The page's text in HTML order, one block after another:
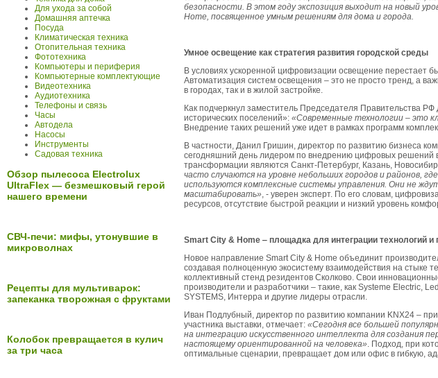
безопасности. В этом году экспозиция выходит на новый
Home, посвященное умным решениям для дома и города.
Умное освещение как стратегия развития городской среды
В условиях ускоренной цифровизации освещение перестает
Автоматизация систем освещения ‒ это не просто тренд, а
в городах, так и в жилой застройке.
Как подчеркнул заместитель Председателя Правительства
исторических поселений»: «Современные технологии ‒ это
Внедрение таких решений уже идет в рамках программ
В частности, Данил Гришин, директор по развитию бизнеса
сегодняшний день лидером по внедрению цифровых решений
трансформации являются Санкт-Петербург, Казань,
часто случаются на уровне небольших городов и районов,
используются комплексные системы управления. Они не
масштабировать», - уверен эксперт. По его словам,
ресурсов, отсутствие быстрой реакции и низкий уровень
Smart City & Home ‒ площадка для интеграции технологий и
Новое направление Smart City & Home объединит
создавая полноценную экосистему взаимодействия на стыке
коллективный стенд резидентов Сколково. Свои
производители и разработчики – такие, как Systeme Electric,
SYSTEMS, Интерра и другие лидеры отрасли.
Иван Подлубный, директор по развитию компании KNX24 –
участника выставки, отмечает: «Сегодня все большей
на интеграцию искусственного интеллекта для создания
настоящему ориентированной на человека». Подход, при
оптимальные сценарии, превращает дом или офис в гибкую,
Для ухода за собой
Домашняя аптечка
Посуда
Климатическая техника
Отопительная техника
Фототехника
Компьютеры и периферия
Компьютерные комплектующие
Видеотехника
Аудиотехника
Телефоны и связь
Часы
Автодела
Насосы
Инструменты
Садовая техника
Обзор пылесоса Electrolux
UltraFlex — безмешковый герой
нашего времени
СВЧ-печи: мифы, утонувшие в
микроволнах
Рецепты для мультиварок:
запеканка творожная с фруктами
Колобок превращается в кулич
за три часа